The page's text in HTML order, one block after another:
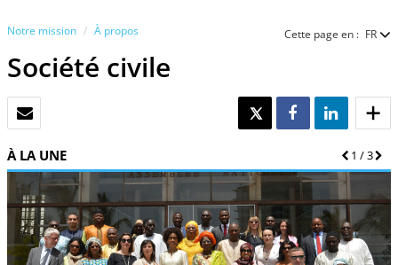
Notre mission À propos Cette page en : FR
Société civile
TWEET SHARE SHARE
À LA UNE 1 /3